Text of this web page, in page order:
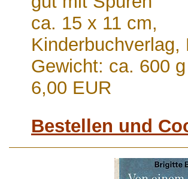
ca. 15 x 11 cm,
Gewicht: ca. 600 g
6,00 EUR
Bestellen und